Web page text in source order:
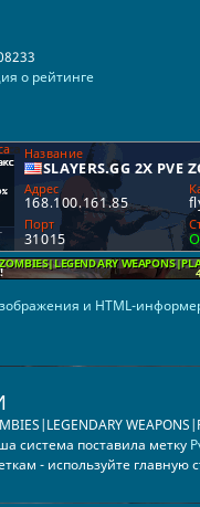
о рейтинге
и HTML-
система поставила метку
- используйте главную